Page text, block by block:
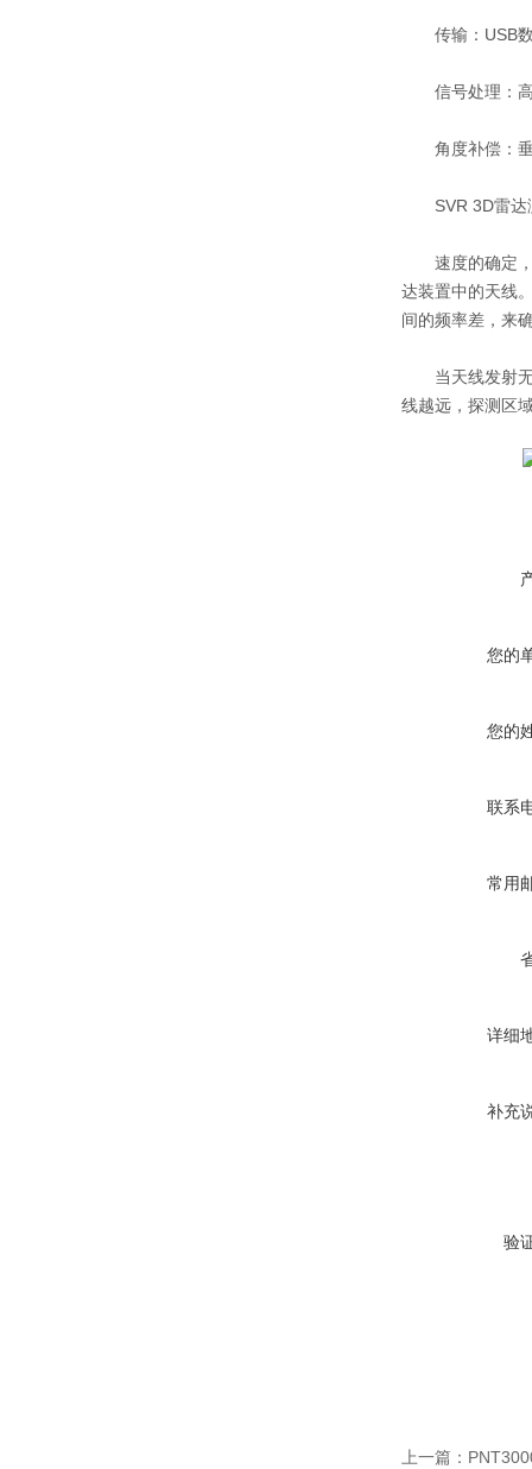
传输：USB数
信号处理：高
角度补偿：垂
SVR 3D雷达
速度的确定，
达装置中的天线
间的频率差，来
当天线发射无
线越远，探测区
您的
您的
联系
常用
详细
补充
验
上一篇：